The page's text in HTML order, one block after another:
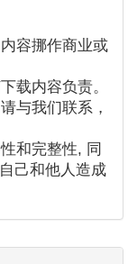
容挪作商业或
载内容负责。
与我们联系，
和完整性, 同
己和他人造成